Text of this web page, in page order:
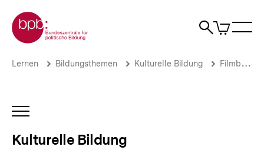
zum
Seiteninhalt
springen
Zur Startseite der bpb
Suche
Artikel
im
"Filmanalyse
Kulturelle
Bildung
bpb.de
Brotkrümelnavigation
Pfadnavigation
Lernen Bildungsthemen Kulturelle Bildung Filmbildung
INHALTSNAVIGATION
Kulturelle Bildung